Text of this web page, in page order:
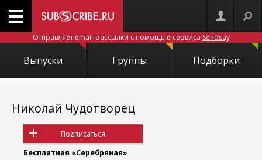
Отправляет email-рассылки с помощью сервиса Sendsay
Выпуски Группы Подборки
Николай Чудотворец
Подписаться
Бесплатная «Серебряная»